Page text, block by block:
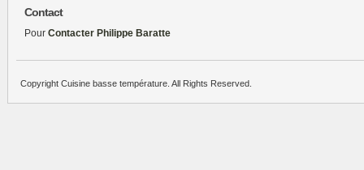
Contact
Pour Contacter Philippe Baratte
Copyright Cuisine basse température. All Rights Reserved.